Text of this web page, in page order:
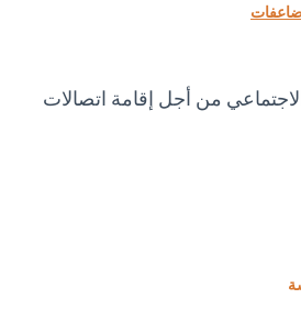
من أجل إقامة اتصالات